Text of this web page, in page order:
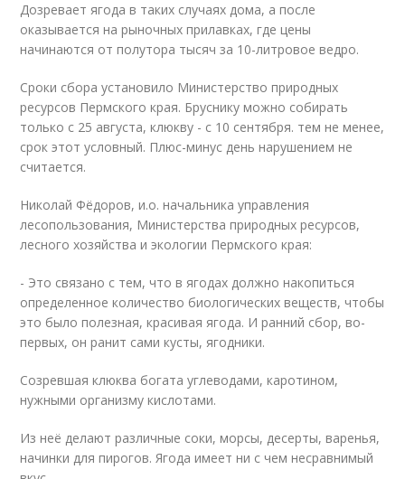
Дозревает ягода в таких случаях дома, а после
оказывается на рыночных прилавках, где цены
начинаются от полутора тысяч за 10-литровое ведро.
Сроки сбора установило Министерство природных
ресурсов Пермского края. Бруснику можно собирать
только с 25 августа, клюкву - с 10 сентября. тем не менее,
срок этот условный. Плюс-минус день нарушением не
считается.
Николай Фёдоров, и.о. начальника управления
лесопользования, Министерства природных ресурсов,
лесного хозяйства и экологии Пермского края:
- Это связано с тем, что в ягодах должно накопиться
определенное количество биологических веществ, чтобы
это было полезная, красивая ягода. И ранний сбор, во-
первых, он ранит сами кусты, ягодники.
Созревшая клюква богата углеводами, каротином,
нужными организму кислотами.
Из неё делают различные соки, морсы, десерты, варенья,
начинки для пирогов. Ягода имеет ни с чем несравнимый